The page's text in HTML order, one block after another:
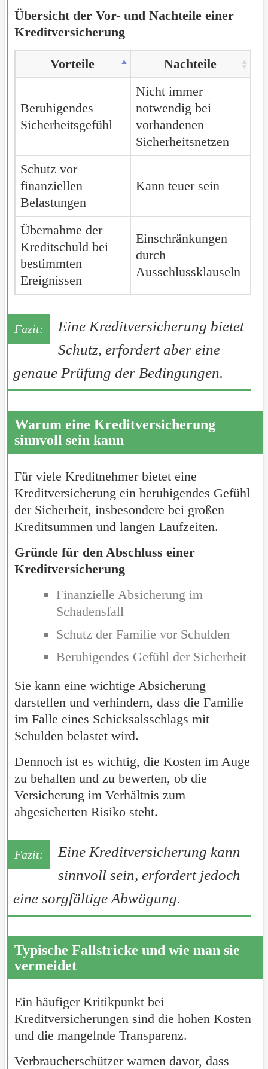
Übersicht der Vor- und Nachteile einer
Kreditversicherung
Vorteile Nachteile
Beruhigendes
Sicherheitsgefühl
Nicht immer
notwendig bei
vorhandenen
Sicherheitsnetzen
Schutz vor
finanziellen
Belastungen
Kann teuer sein
Übernahme der
Kreditschuld bei
bestimmten
Ereignissen
Einschränkungen
durch
Ausschlussklauseln
Eine Kreditversicherung bietet
Schutz, erfordert aber eine
genaue Prüfung der Bedingungen.
Warum eine Kreditversicherung
sinnvoll sein kann
Für viele Kreditnehmer bietet eine
Kreditversicherung ein beruhigendes Gefühl
der Sicherheit, insbesondere bei großen
Kreditsummen und langen Laufzeiten.
Gründe für den Abschluss einer
Kreditversicherung
Finanzielle Absicherung im
Schadensfall
Schutz der Familie vor Schulden
Beruhigendes Gefühl der Sicherheit
Sie kann eine wichtige Absicherung
darstellen und verhindern, dass die Familie
im Falle eines Schicksalsschlags mit
Schulden belastet wird.
Dennoch ist es wichtig, die Kosten im Auge
zu behalten und zu bewerten, ob die
Versicherung im Verhältnis zum
abgesicherten Risiko steht.
Eine Kreditversicherung kann
sinnvoll sein, erfordert jedoch
eine sorgfältige Abwägung.
Typische Fallstricke und wie man sie
vermeidet
Ein häufiger Kritikpunkt bei
Kreditversicherungen sind die hohen Kosten
und die mangelnde Transparenz.
Verbraucherschützer warnen davor, dass